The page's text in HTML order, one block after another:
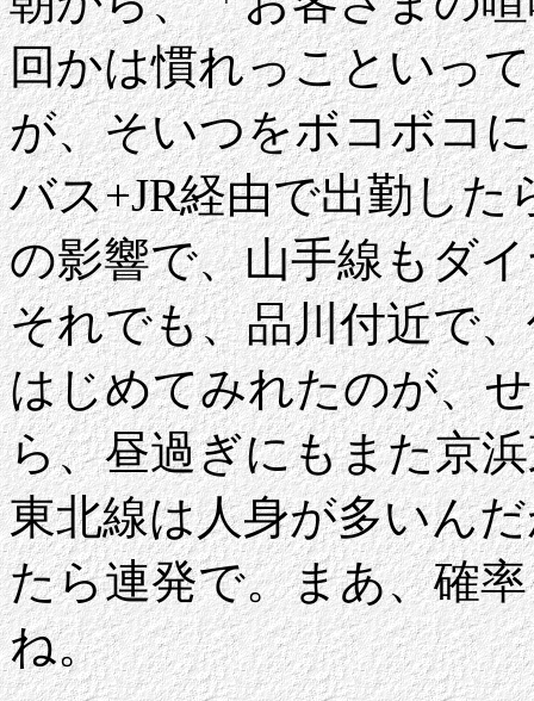
回かは慣れっこといっ
が、そいつをボコボコ
バス+JR経由で出勤した
の影響で、山手線もダ
それでも、品川付近で
はじめてみれたのが、
ら、昼過ぎにもまた京
東北線は人身が多いん
たら連発で。まあ、確
ね。